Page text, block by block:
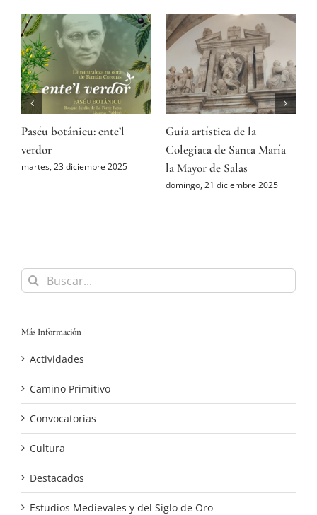
Paséu botánicu: ente’l
verdor
martes, 23 diciembre 2025
Guía artística de la
Colegiata de Santa María
la Mayor de Salas
domingo, 21 diciembre 2025
Buscar:
Más Información
Actividades
Camino Primitivo
Convocatorias
Cultura
Destacados
Estudios Medievales y del Siglo de Oro